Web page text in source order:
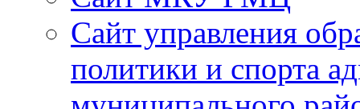
Сайт управления
политики и спорта